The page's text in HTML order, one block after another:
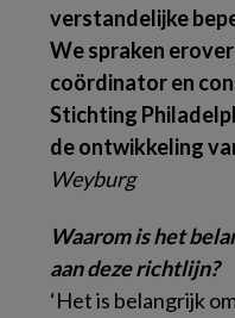
verstandelijke
We spraken
coördinator en
Stichting
de ontwikkeling
Weyburg
Waarom is het
aan deze richtlijn?
‘Het is belangrijk